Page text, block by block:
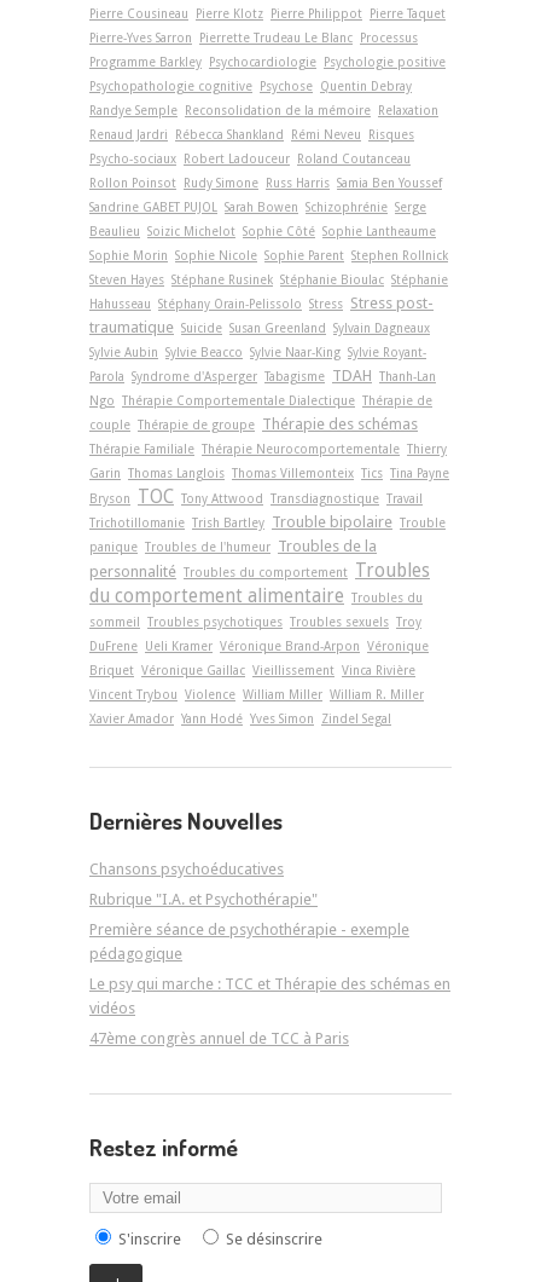
Pierre Cousineau
Pierre Klotz Pierre Philippot
Pierre Taquet
Pierre-Yves Sarron
Pierrette Trudeau Le Blanc
Processus
Programme Barkley
Psychocardiologie
Psychologie positive
Psychopathologie cognitive
Psychose Quentin Debray
Randye Semple
Reconsolidation de la mémoire
Relaxation
Renaud Jardri
Rébecca Shankland Rémi Neveu
Risques
Psycho-sociaux
Robert Ladouceur
Roland Coutanceau
Rollon Poinsot
Rudy Simone Russ Harris Samia Ben Youssef
Sandrine GABET PUJOL
Sarah Bowen Schizophrénie Serge
Beaulieu Soizic Michelot Sophie Côté Sophie Lantheaume
Sophie Morin Sophie Nicole Sophie Parent Stephen Rollnick
Steven Hayes Stéphane Rusinek Stéphanie Bioulac Stéphanie
Hahusseau Stéphany Orain-Pelissolo Stress Stress post-
traumatique Suicide Susan Greenland
Sylvain Dagneaux
Sylvie Aubin Sylvie Beacco Sylvie Naar-King Sylvie Royant-
Parola Syndrome d'Asperger Tabagisme TDAH Thanh-Lan
Ngo Thérapie Comportementale Dialectique Thérapie de
couple Thérapie de groupe Thérapie des schémas
Thérapie Familiale Thérapie Neurocomportementale Thierry
Garin Thomas Langlois Thomas Villemonteix Tics Tina Payne
Bryson
TOC Tony Attwood Transdiagnostique Travail
Trichotillomanie Trish Bartley Trouble bipolaire Trouble
panique Troubles de l'humeur Troubles de la
personnalité Troubles du comportement
Troubles
du comportement alimentaire Troubles du
sommeil
Troubles psychotiques Troubles sexuels Troy
DuFrene
Ueli Kramer Véronique Brand-Arpon Véronique
Briquet Véronique Gaillac Vieillissement Vinca Rivière
Vincent Trybou Violence William Miller William R. Miller
Xavier Amador Yann Hodé Yves Simon Zindel Segal
Dernières Nouvelles
Chansons psychoéducatives
Rubrique "I.A. et Psychothérapie"
Première séance de psychothérapie - exemple
pédagogique
Le psy qui marche : TCC et Thérapie des schémas en
vidéos
47ème congrès annuel de TCC à Paris
Restez informé
S'inscrire Se désinscrire